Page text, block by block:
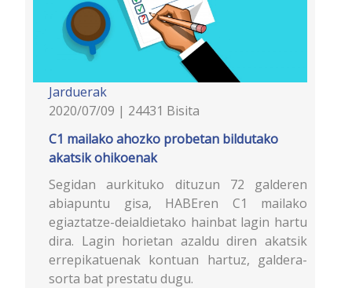
Jarduerak
2020/07/09 | 24431 Bisita
C1 mailako ahozko probetan bildutako
akatsik ohikoenak
Segidan aurkituko dituzun 72 galderen
abiapuntu gisa, HABEren C1 mailako
egiaztatze-deialdietako hainbat lagin hartu
dira. Lagin horietan azaldu diren akatsik
errepikatuenak kontuan hartuz, galdera-
sorta bat prestatu dugu.